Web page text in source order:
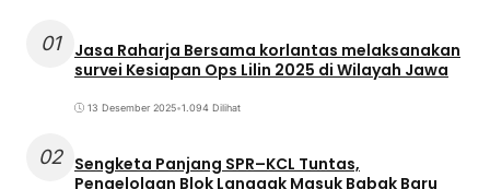
01
Jasa Raharja Bersama korlantas melaksanakan
survei Kesiapan Ops Lilin 2025 di Wilayah Jawa
13 Desember 2025•1.094 Dilihat
02 Sengketa Panjang SPR–KCL Tuntas,
Pengelolaan Blok Langgak Masuk Babak Baru